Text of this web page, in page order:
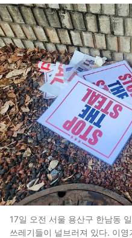
17일 오전 서울 용산구 한남동
쓰레기들이 널브러져 있다. 이영